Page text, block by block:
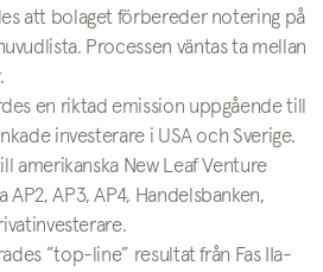
att bolaget förbereder notering på
Processen väntas ta mellan
en riktad emission uppgående till
investerare i USA och Sverige.
amerikanska New Leaf Venture
AP2, AP3, AP4, Handelsbanken,
”top-line” resultat från Fas IIa-